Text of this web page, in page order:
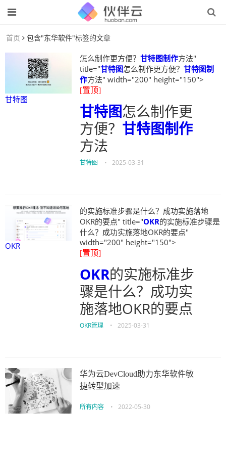
首页 包含"东华软件"标签的文章
甘特图
怎么制作更方便？ 甘特图制作方法"
title="甘特图怎么制作更方便？ 甘特图制
作方法" width="200" height="150">
[置顶]
甘特图怎么制作更
方便？ 甘特图制作
方法
甘特图 • 2025-03-31
OKR
的实施标准步骤是什么？成功实施落地
OKR的要点" title="OKR的实施标准步骤是
什么？成功实施落地OKR的要点"
width="200" height="150">
[置顶]
OKR的实施标准步
骤是什么？成功实
施落地OKR的要点
OKR管理 • 2025-03-31
华为云DevCloud助力东华软件敏
捷转型加速
所有内容 • 2022-05-30